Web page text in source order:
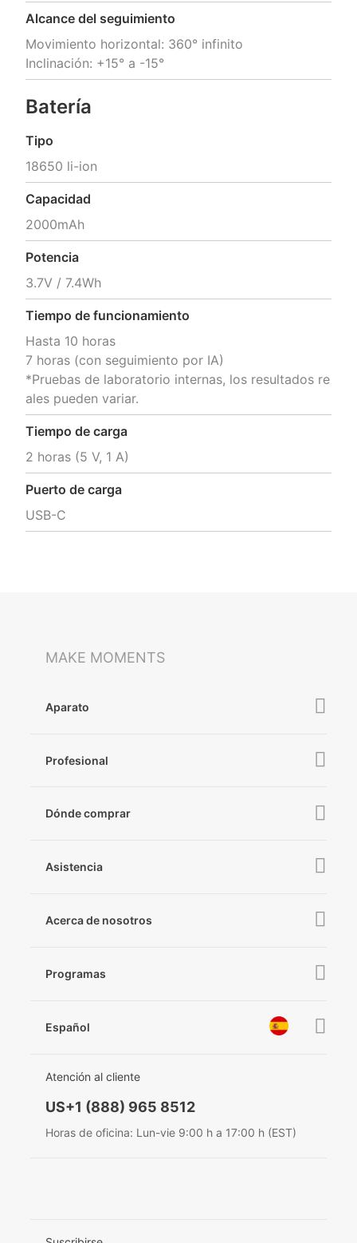
Alcance del seguimiento
Movimiento horizontal: 360° infinito
Inclinación: +15° a -15°
Batería
Tipo
18650 li-ion
Capacidad
2000mAh
Potencia
3.7V / 7.4Wh
Tiempo de funcionamiento
Hasta 10 horas
7 horas (con seguimiento por IA)
*Pruebas de laboratorio internas, los resultados re
ales pueden variar.
Tiempo de carga
2 horas (5 V, 1 A)
Puerto de carga
USB-C
MAKE MOMENTS
Aparato
iSteady M6
Profesional
Dónde comprar
Asistencia
Política de privacidad
Acerca de nosotros
Programas
Español
Deutsch
한국어
Atención al cliente
US+1 (888) 965 8512
Horas de oficina: Lun-vie 9:00 h a 17:00 h (EST)